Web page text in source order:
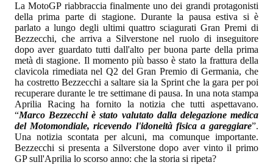
La MotoGP riabbraccia finalmente uno dei grandi protagonisti
della prima parte di stagione. Durante la pausa estiva si è
parlato a lungo degli ultimi quattro sciagurati Gran Premi di
Bezzecchi, che arriva a Silverstone nel ruolo di inseguitore
dopo aver guardato tutti dall'alto per buona parte della prima
metà di stagione. Il momento più basso è stato la frattura della
clavicola rimediata nel Q2 del Gran Premio di Germania, che
ha costretto Bezzecchi a saltare sia la Sprint che la gara per poi
recuperare durante le tre settimane di pausa. In una nota stampa
Aprilia Racing ha fornito la notizia che tutti aspettavano.
“Marco Bezzecchi è stato valutato dalla delegazione medica
del Motomondiale, ricevendo l'idoneità fisica a gareggiare”.
Una notizia scontata per alcuni, ma comunque importante.
Bezzecchi si presenta a Silverstone dopo aver vinto il primo
GP sull'Aprilia lo scorso anno: che la storia si ripeta?